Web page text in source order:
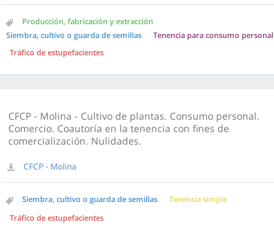
Producción, fabricación y extracción
Siembra, cultivo o guarda de semillas
Tenencia para consumo personal
Tráfico de estupefacientes
CFCP - Molina - Cultivo de plantas. Consumo personal.
Comercio. Coautoría en la tenencia con fines de
comercialización. Nulidades.
CFCP - Molina
Siembra, cultivo o guarda de semillas
Tenencia simple
Tráfico de estupefacientes